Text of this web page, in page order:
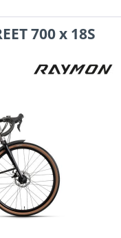
700 x 18S